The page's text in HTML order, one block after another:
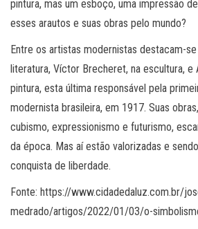
pintura, mas um esboço, uma impressão
esses arautos e suas obras pelo mundo?
Entre os artistas modernistas destacam-
literatura, Víctor Brecheret, na escultura, e
pintura, esta última responsável pela
modernista brasileira, em 1917. Suas
cubismo, expressionismo e futurismo,
da época. Mas aí estão valorizadas e
conquista de liberdade.
Fonte: https://www.cidadedaluz.com.br/
medrado/artigos/2022/01/03/o-